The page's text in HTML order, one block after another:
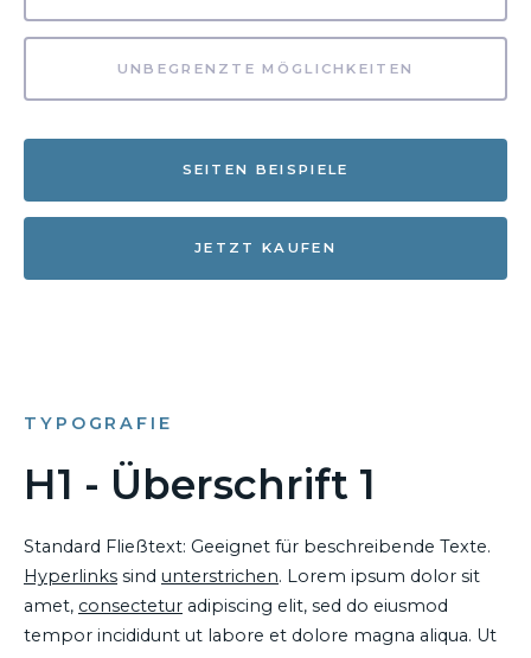
UNBEGRENZTE MÖGLICHKEITEN
SEITEN BEISPIELE
JETZT KAUFEN
TYPOGRAFIE
H1 - Überschrift 1
Standard Fließtext: Geeignet für beschreibende Texte.
Hyperlinks sind unterstrichen. Lorem ipsum dolor sit
amet, consectetur adipiscing elit, sed do eiusmod
tempor incididunt ut labore et dolore magna aliqua. Ut